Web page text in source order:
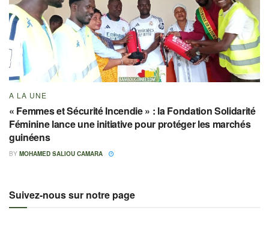
A LA UNE
« Femmes et Sécurité Incendie » : la Fondation Solidarité
Féminine lance une initiative pour protéger les marchés
guinéens
BY MOHAMED SALIOU CAMARA
Suivez-nous sur notre page